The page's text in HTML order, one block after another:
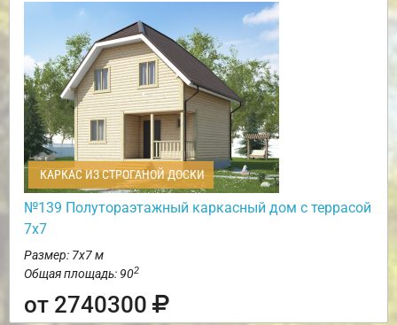
КАРКАС ИЗ СТРОГАНОЙ ДОСКИ
№139 Полутораэтажный каркасный дом с террасой
7х7
Размер: 7х7 м
Общая площадь: 902
от 2740300